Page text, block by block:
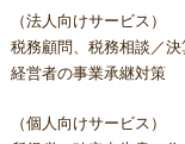
（法人向けサービス）
税務顧問、税務相談／
経営者の事業承継対策
（個人向けサービス）